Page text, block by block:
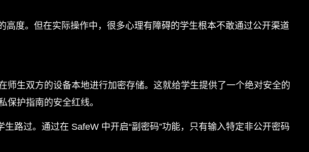
度。但在实际操作中，很多心理有障碍的学生根本不敢通过公开渠道
生双方的设备本地进行加密存储。这就给学生提供了一个绝对安全的
护指南的安全红线。
路过。通过在 SafeW 中开启“副密码”功能，只有输入特定非公开密码